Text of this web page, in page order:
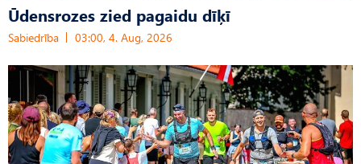
Ūdensrozes zied pagaidu dīķī
Sabiedrība 03:00, 4. Aug, 2026